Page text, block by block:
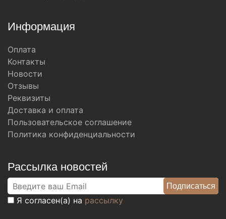
Информация
Оплата
Контакты
Новости
Отзывы
Реквизиты
Доставка и оплата
Пользовательское соглашение
Политика конфиденциальности
Рассылка новостей
Я согласен(а) на рассылку